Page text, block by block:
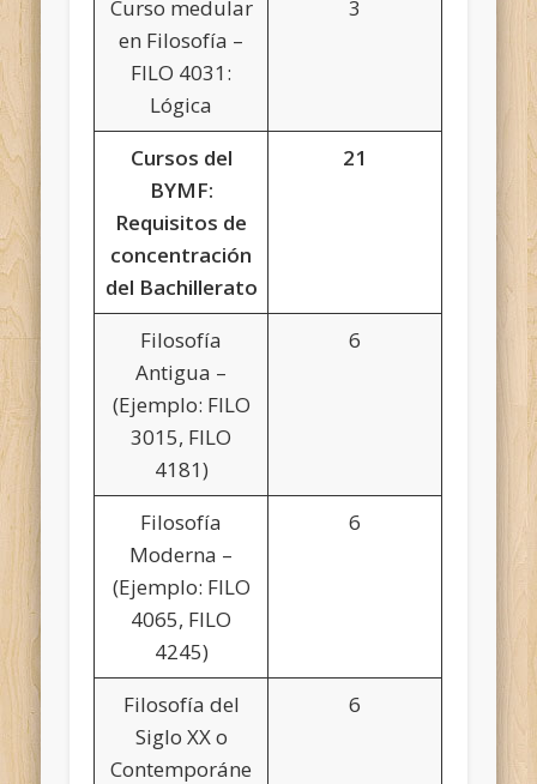
Curso medular
en Filosofía –
FILO 4031:
Lógica
3
Cursos del
BYMF:
Requisitos de
concentración
del Bachillerato
21
Filosofía
Antigua –
(Ejemplo: FILO
3015, FILO
4181)
6
Filosofía
Moderna –
(Ejemplo: FILO
4065, FILO
4245)
6
Filosofía del
Siglo XX o
Contemporáne
6